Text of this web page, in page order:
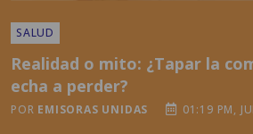
SALUD
Realidad o mito: ¿Tapar la
echa a perder?
POR EMISORAS UNIDAS 01:19 PM,